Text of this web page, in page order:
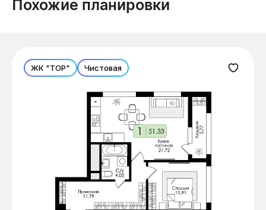
Похожие планировки
ЖК "ТОР" Чистовая